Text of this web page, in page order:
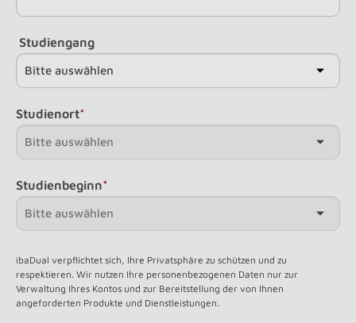
Studiengang
Studienort*
Studienbeginn*
ibaDual verpflichtet sich, Ihre Privatsphäre zu schützen und zu
respektieren. Wir nutzen Ihre personenbezogenen Daten nur zur
Verwaltung Ihres Kontos und zur Bereitstellung der von Ihnen
angeforderten Produkte und Dienstleistungen.